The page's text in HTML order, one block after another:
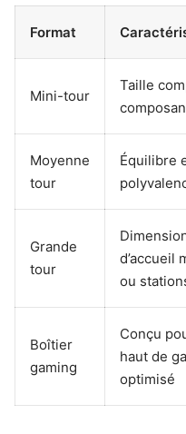
Format
Mini-tour
Taille
Moyenne
tour
Équilibre
Grande
tour
d’accueil
ou
Boîtier
gaming
Conçu
haut de
optimisé